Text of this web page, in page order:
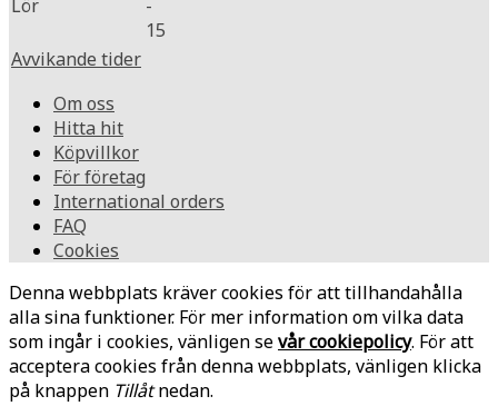
Lör
-
15
Avvikande tider
Om oss
Hitta hit
Köpvillkor
För företag
International orders
FAQ
Cookies
Denna webbplats kräver cookies för att tillhandahålla
alla sina funktioner. För mer information om vilka data
som ingår i cookies, vänligen sevår cookiepolicy. För att
acceptera cookies från denna webbplats, vänligen klicka
på knappen Tillåtnedan.